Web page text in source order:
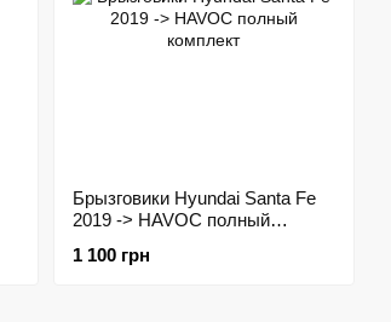
Брызговики Hyundai Santa Fe
2019 -> HAVOC полный
1 100 грн